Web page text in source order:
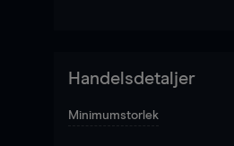
Handelsdetaljer
Minimumstorlek